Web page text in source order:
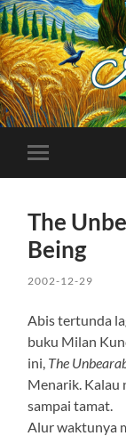
Toggle
mobile
The
Being
2002-12-29
Abis tertunda
buku Milan
ini, The
Menarik. Kalau
sampai tamat.
Alur waktunya